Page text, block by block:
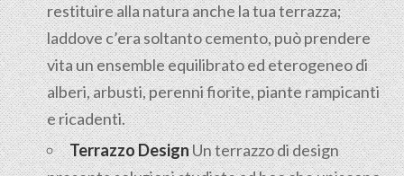
restituire alla natura anche la tua terrazza;
laddove c’era soltanto cemento, può prendere
vita un ensemble equilibrato ed eterogeneo di
alberi, arbusti, perenni fiorite, piante rampicanti
e ricadenti.
Terrazzo DesignUn terrazzo di design